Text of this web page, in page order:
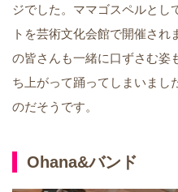
ジでした。ママゴスペルとし
トを芸術文化会館で開催さ
の皆さんも一緒に口ずさむ姿
ち上がって踊ってしまいまし
のだそうです。
Ohana&バンド